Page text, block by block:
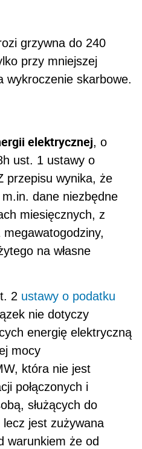
grzywna do 240
przy mniejszej
wykroczenie skarbowe.
elektrycznej, o
ust. 1 ustawy o
przepisu wynika, że
dane niezbędne
miesięcznych, z
megawatogodziny,
na własne
2 ustawy o podatku
nie dotyczy
energię elektryczną
mocy
która nie jest
połączonych i
służących do
lecz jest zużywana
warunkiem że od